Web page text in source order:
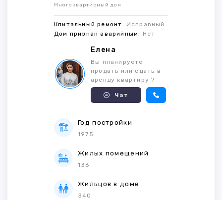
Многоквартирный дом
Кпитальный ремонт: Исправный
Дом признан аварийным: Нет
Елена
Вы планируете
продать или сдать в
аренду квартиру ?
Чат
Год постройки
1975
Жилых помещений
136
Жильцов в доме
340